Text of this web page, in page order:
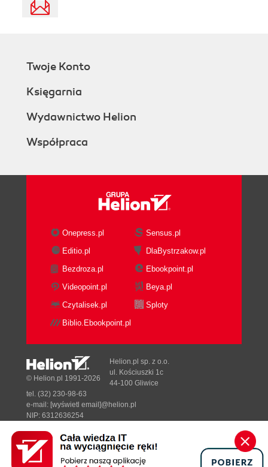
Twoje Konto
Księgarnia
Wydawnictwo Helion
Współpraca
Onepress.pl
Sensus.pl
Editio.pl
DlaBystrzakow.pl
Bezdroza.pl
Ebookpoint.pl
Videopoint.pl
Beya.pl
Czytalisek.pl
Sploty
Biblio.Ebookpoint.pl
Designed with ♥ byTonik.pl
© Helion.pl 1991-2026
Helion.pl sp. z o.o.
ul. Kościuszki 1c
44-100 Gliwice
tel. (32) 230-98-63
e-mail: [wyświetl email]@helion.pl
NIP: 6312636254